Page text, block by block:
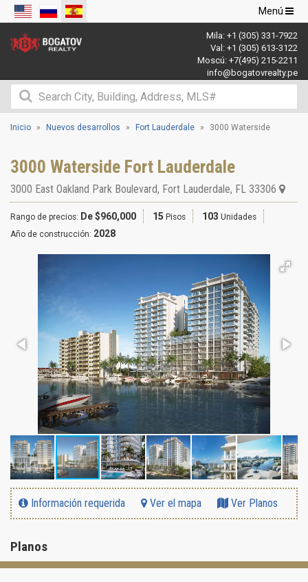
Navegación
de
palanca
Menú
Mila: +1 (305) 331-7922
Val: +1 (305) 613-3122
Moscú: +7(495) 215-2211
info@bogatovrealty.pe
Inicio Nuevos desarrollos Fort Lauderdale 3000 Waterside
3000 Waterside Fort Lauderdale
3000 East Oakland Park Boulevard, Fort Lauderdale, FL 33306
Rango de precios: De $960,000 15 Pisos 103 Unidades
Año de construcción: 2028
Información requerida Ver el mapa Ver Planos
Planos